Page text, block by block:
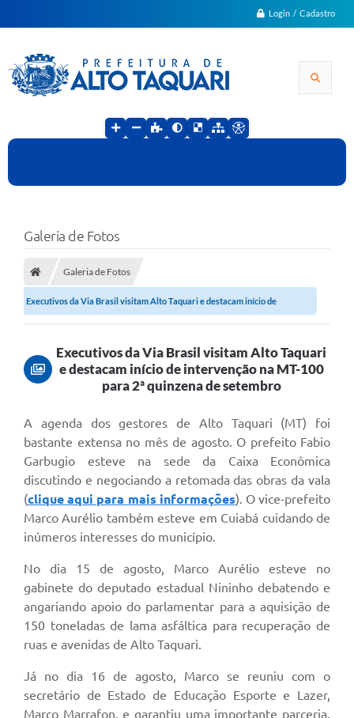
Login / Cadastro
Galeria de Fotos
Galeria de Fotos
Executivos da Via Brasil visitam Alto Taquari e destacam início de
Executivos da Via Brasil visitam Alto Taquari
e destacam início de intervenção na MT-100
para 2ª quinzena de setembro
A agenda dos gestores de Alto Taquari (MT) foi
bastante extensa no mês de agosto. O prefeito Fabio
Garbugio esteve na sede da Caixa Econômica
discutindo e negociando a retomada das obras da vala
(clique aqui para mais informações). O vice-prefeito
Marco Aurélio também esteve em Cuiabá cuidando de
inúmeros interesses do município.
No dia 15 de agosto, Marco Aurélio esteve no
gabinete do deputado estadual Nininho debatendo e
angariando apoio do parlamentar para a aquisição de
150 toneladas de lama asfáltica para recuperação de
ruas e avenidas de Alto Taquari.
Já no dia 16 de agosto, Marco se reuniu com o
secretário de Estado de Educação Esporte e Lazer,
Marco Marrafon, e garantiu uma importante parceria.